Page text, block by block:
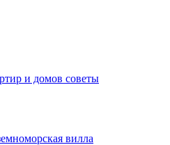
и домов советы
вилла